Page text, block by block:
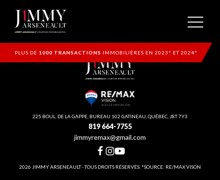
PLUS DE 1000 TRANSACTIONS IMMOBILIÈRES EN 2023* ET 2024*
225 BOUL. DE LA GAPPE, BUREAU 102 GATINEAU, QUÉBEC, J8T 7Y3
819 664-7755
jimmyremax@gmail.com
2026 JIMMY ARSENEAULT - TOUS DROITS RÉSERVÉS. *SOURCE: RE/MAX VISON